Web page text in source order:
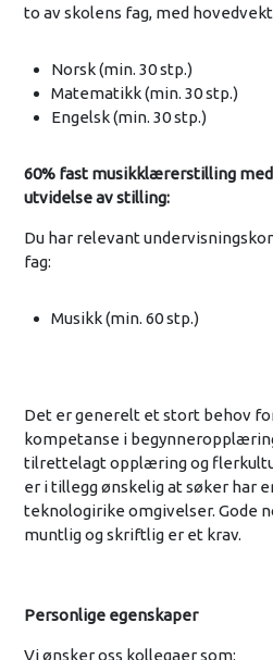
to av skolens fag, med hovedvekt
Norsk (min. 30 stp.)
Matematikk (min. 30 stp.)
Engelsk (min. 30 stp.)
60% fast musikklærerstilling
utvidelse av stilling:
Du har relevant
fag:
Musikk (min. 60 stp.)
Det er generelt et stort behov
kompetanse i
tilrettelagt opplæring og
er i tillegg ønskelig at søker har
teknologirike omgivelser. Gode
muntlig og skriftlig er et krav.
Personlige egenskaper
Vi ønsker oss kollegaer som: